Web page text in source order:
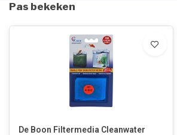
Pas bekeken
De Boon Filtermedia Cleanwater